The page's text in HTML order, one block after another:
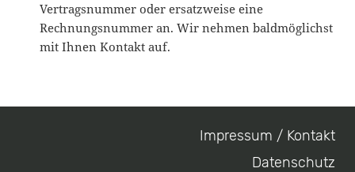
Vertragsnummer oder ersatzweise eine
Rechnungsnummer an. Wir nehmen baldmöglichst
mit Ihnen Kontakt auf.
Impressum / Kontakt
Datenschutz